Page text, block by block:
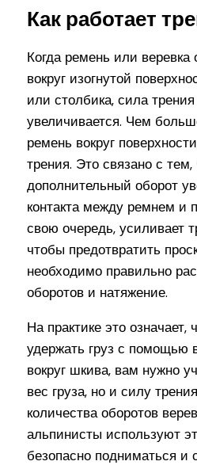
Как работает
Когда ремень или веревка
вокруг изогнутой
или столбика, сила
увеличивается. Чем
ремень вокруг
трения. Это связано с
дополнительный оборот
контакта между ремнем и
свою очередь, усиливает
чтобы предотвратить
необходимо правильно
оборотов и натяжение.
На практике это означает,
удержать груз с помощью
вокруг шкива, вам нужно
вес груза, но и силу
количества оборотов
альпинисты используют
безопасно подниматься и